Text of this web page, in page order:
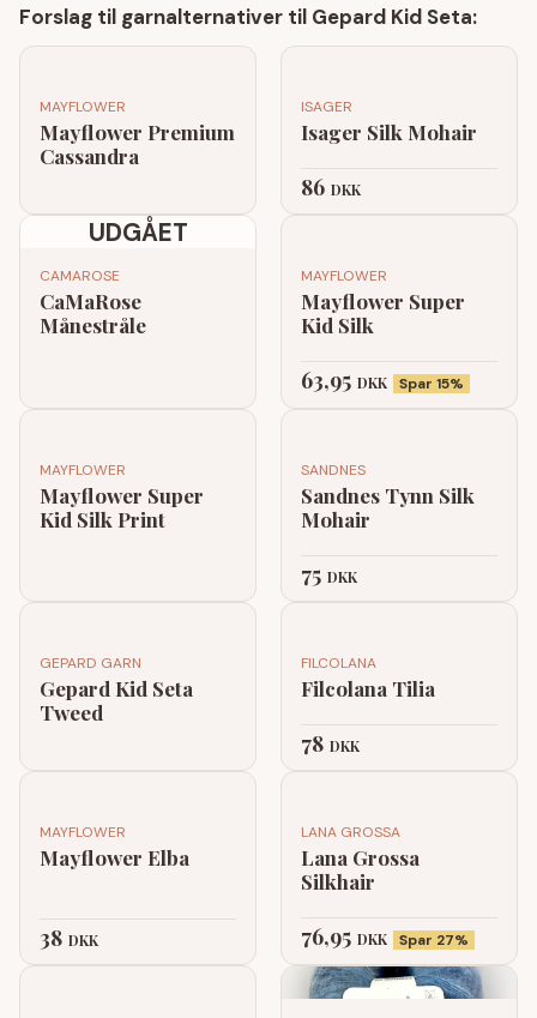
Forslag til garnalternativer til Gepard Kid Seta:
MAYFLOWER
Mayflower Premium
Cassandra
ISAGER
Isager Silk Mohair
86 DKK
UDGÅET
CAMAROSE
CaMaRose
Månestråle
MAYFLOWER
Mayflower Super
Kid Silk
63,95 DKK Spar 15%
MAYFLOWER
Mayflower Super
Kid Silk Print
SANDNES
Sandnes Tynn Silk
Mohair
75 DKK
GEPARD GARN
Gepard Kid Seta
Tweed
FILCOLANA
Filcolana Tilia
78 DKK
MAYFLOWER
Mayflower Elba
38 DKK
LANA GROSSA
Lana Grossa
Silkhair
76,95 DKK Spar 27%